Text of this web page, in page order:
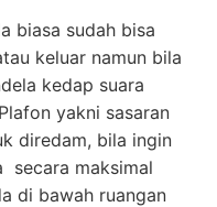
biasa sudah bisa
keluar namun bila
kedap suara
yakni sasaran
diredam, bila ingin
secara maksimal
di bawah ruangan